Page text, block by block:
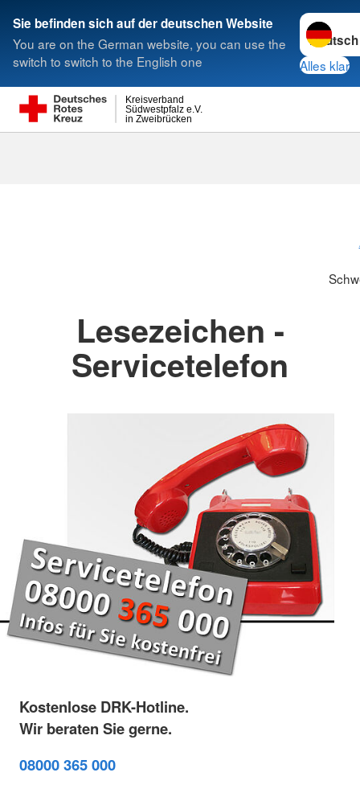
Sie befinden sich auf der deutschen Website
You are on the German website, you can use the
switch to switch to the English one
Sprache
Alles klar
in Zweibrücken
Südwestpfalz e.V.
Kreisverband
Suche
Lesezeichen -
Servicetelefon
Kostenlose DRK-Hotline.
Wir beraten Sie gerne.
08000 365 000